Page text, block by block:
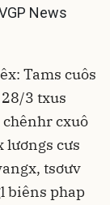
News
Tams cuôs
3 txus
cxuô
lươngs cưs
tsơưv
biêns phap